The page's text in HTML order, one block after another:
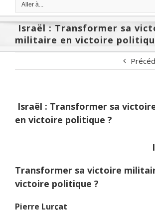
Aller à...
Israël : Transformer sa
militaire en victoire
Israël : Transformer sa
en victoire politique ?
Israël
Transformer sa victoire
victoire politique ?
Pierre Lurçat